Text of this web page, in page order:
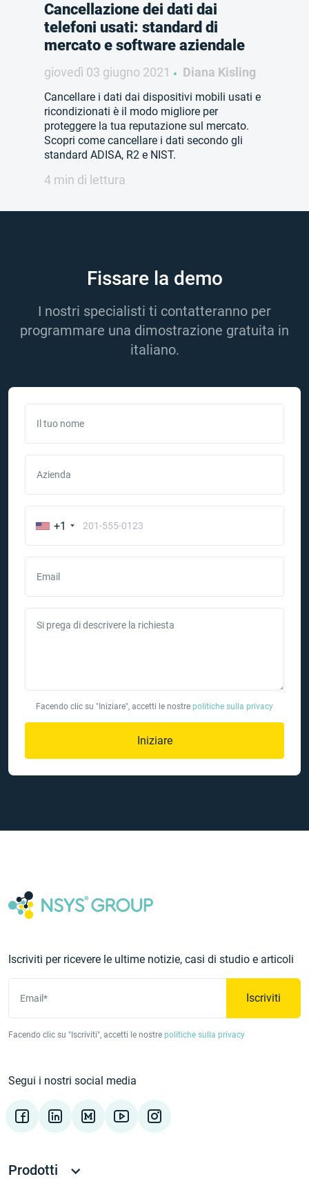
Cancellazione dei dati dai
telefoni usati: standard di
mercato e software aziendale
giovedì 03 giugno 2021 Diana Kisling
Cancellare i dati dai dispositivi mobili usati e
ricondizionati è il modo migliore per
proteggere la tua reputazione sul mercato.
Scopri come cancellare i dati secondo gli
standard ADISA, R2 e NIST.
4 min di lettura
Fissare la demo
I nostri specialisti ti contatteranno per
programmare una dimostrazione gratuita in
italiano.
Il tuo nome
Azienda
+1
Email
Si prega di descrivere la richiesta
Facendo clic su "Iniziare", accetti le nostre politiche sulla privacy
Iniziare
Iscriviti per ricevere le ultime notizie, casi di studio e articoli
Email* Iscriviti
Facendo clic su "Iscriviti", accetti le nostre politiche sulla privacy
Segui i nostri social media
Prodotti